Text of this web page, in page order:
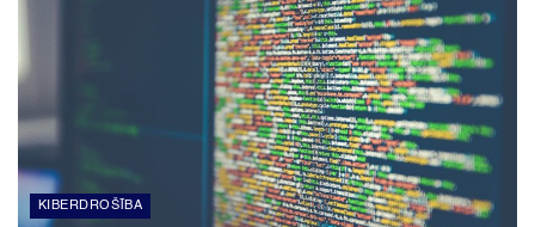
KIBERDROŠĪBA